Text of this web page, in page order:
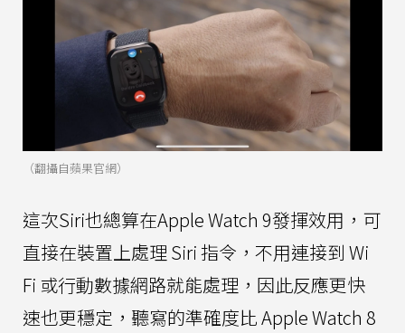
（翻攝自蘋果官網）
這次Siri也總算在Apple Watch 9發揮效用，可
直接在裝置上處理 Siri 指令，不用連接到 Wi
Fi 或行動數據網路就能處理，因此反應更快
速也更穩定，聽寫的準確度比 Apple Watch 8